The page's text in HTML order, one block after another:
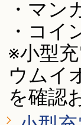
・マン
・コイ
※小型
ウムイ
を確認